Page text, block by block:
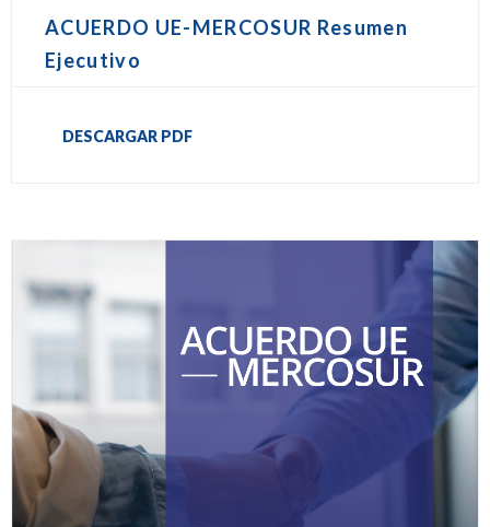
ACUERDO UE-MERCOSUR Resumen
Ejecutivo
DESCARGAR PDF